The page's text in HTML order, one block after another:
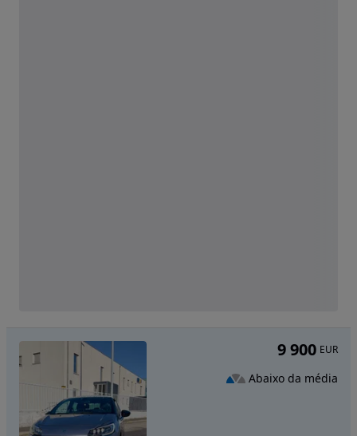
9 900 EUR
Abaixo da média